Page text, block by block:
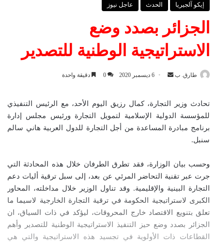
إيكو آلجيريا الحدث عاجل نيوز
الجزائر بصدد وضع
الاستراتيجية الوطنية للتصدير
طارق. ب
ب
ا
إ
ك
ت
ر
و
6 ديسمبر 2020 0 دقيقة واحدة
تحادث وزير التجارة، كمال رزيق اليوم الأحد، مع الرئيس التنفيذي
للمؤسسة الدولية الإسلامية لتمويل التجارة ورئيس مجلس إدارة
برنامج مبادرة المساعدة من أجل التجارة للدول العربية هاني سالم
سنبل.
وحسب بيان الوزارة، فقد تطرق الطرفان خلال هذه المحادثة التي
جرت عبر تقنية التحاضر المرئي عن بعد، إلى سبل ترقية أليات دعم
التجارة البينية والإقليمية. وقد تناول الوزير خلال مداخلته، المحاور
الكبرى لاستراتيجية الحكومة في ترقية التجارة الخارجية لاسيما ما
تعلق بتنويع الاقتصاد خارج المحروقات، ليؤكد في ذات السياق، ان
الجزائر بصدد وضع حيز التنفيذ الاستراتيجية الوطنية للتصدير وأهم
القطاعات ذات الأولوية في تجسيد هذه الاستراتيجية والتي هي